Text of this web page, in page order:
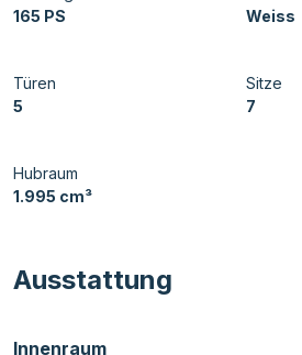
165 PS
Weiss
Türen
5
Sitze
7
Hubraum
1.995 cm³
Ausstattung
Innenraum